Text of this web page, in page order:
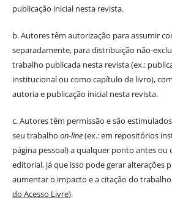
publicação inicial nesta revista.
b. Autores têm autorização para assumir
separadamente, para distribuição não-
trabalho publicada nesta revista (ex.:
institucional ou como capítulo de livro),
autoria e publicação inicial nesta revista.
c. Autores têm permissão e são
seu trabalho on-line(ex.: em repositórios
página pessoal) a qualquer ponto antes ou
editorial, já que isso pode gerar alterações
aumentar o impacto e a citação do
do Acesso Livre).